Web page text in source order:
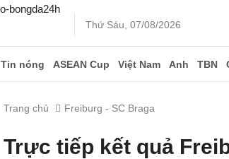
Thứ Sáu, 07/08/2026
Tin nóng ASEAN Cup Việt Nam Anh TBN
Trang chủ Freiburg - SC Braga
Trực tiếp kết quả